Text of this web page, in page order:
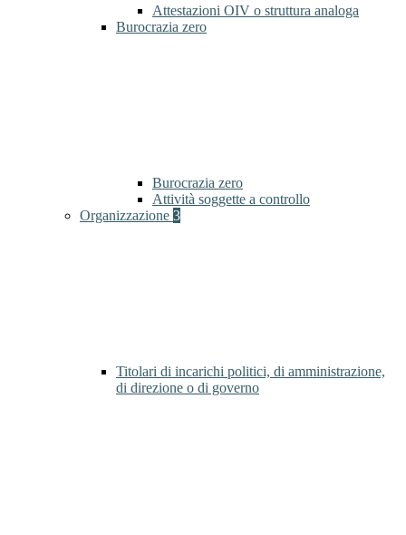
Attestazioni OIV o struttura analoga
Burocrazia zero
Burocrazia zero
Attività soggette a controllo
Organizzazione 3
Titolari di incarichi politici, di amministrazione,
di direzione o di governo